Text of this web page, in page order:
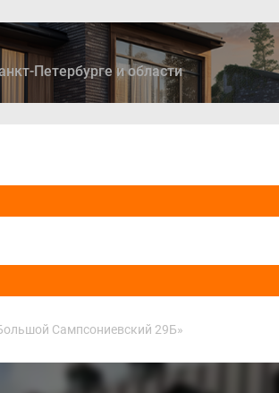
Петербурге и области
Сампсониевский 29Б»